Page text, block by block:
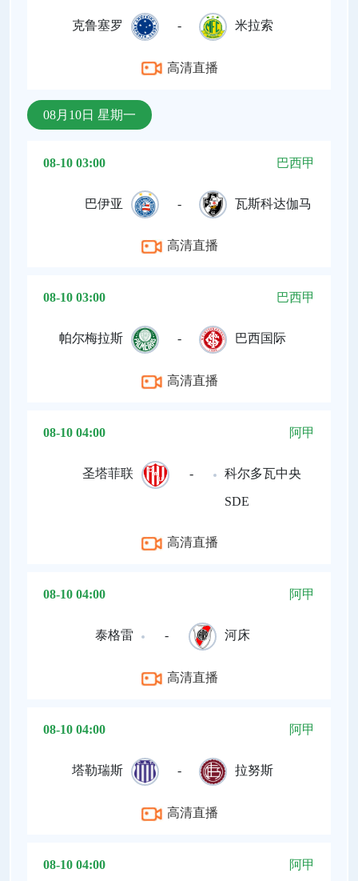
克鲁塞罗 - 米拉索
高清直播
08月10日 星期一
08-10 03:00 巴西甲
巴伊亚 - 瓦斯科达伽马
高清直播
08-10 03:00 巴西甲
帕尔梅拉斯 - 巴西国际
高清直播
08-10 04:00 阿甲
圣塔菲联 - 科尔多瓦中央
SDE
高清直播
08-10 04:00 阿甲
泰格雷 - 河床
高清直播
08-10 04:00 阿甲
塔勒瑞斯 - 拉努斯
高清直播
08-10 04:00 阿甲